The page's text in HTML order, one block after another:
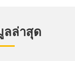
ล่าสุด